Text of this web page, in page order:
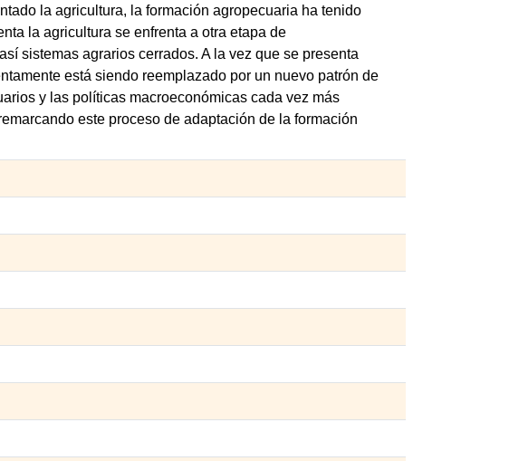
la agricultura, la formación agropecuaria ha tenido
la agricultura se enfrenta a otra etapa de
sistemas agrarios cerrados. A la vez que se presenta
está siendo reemplazado por un nuevo patrón de
y las políticas macroeconómicas cada vez más
este proceso de adaptación de la formación